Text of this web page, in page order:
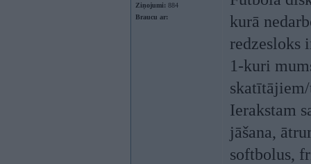
Ziņojumi: 884
Braucu ar:
kurā
redzesloks
1-kuri
Ierakstam
jāšana,
softbolus,